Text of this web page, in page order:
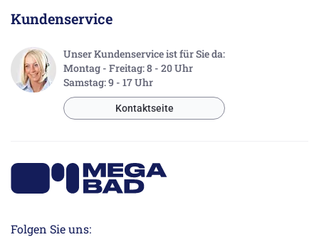
Kundenservice
Unser Kundenservice ist für Sie da:
Montag - Freitag: 8 - 20 Uhr
Samstag: 9 - 17 Uhr
Kontaktseite
Folgen Sie uns: